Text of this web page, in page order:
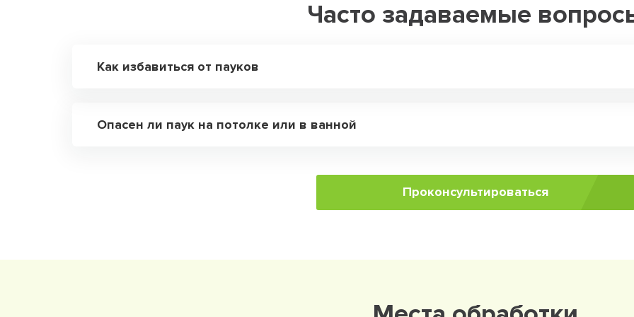
Часто задаваемые
Как избавиться от пауков
Опасен ли паук на потолке или в ванной
Проконсультироваться